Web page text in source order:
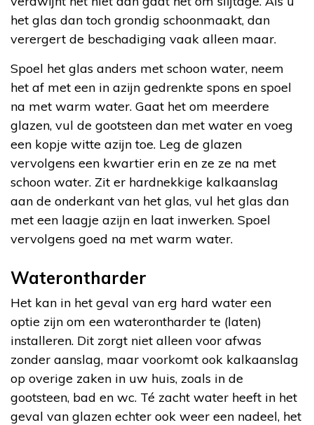
het glas dan toch grondig schoonmaakt, dan
verergert de beschadiging vaak alleen maar.
Spoel het glas anders met schoon water, neem
het af met een in azijn gedrenkte spons en spoel
na met warm water. Gaat het om meerdere
glazen, vul de gootsteen dan met water en voeg
een kopje witte azijn toe. Leg de glazen
vervolgens een kwartier erin en ze ze na met
schoon water. Zit er hardnekkige kalkaanslag
aan de onderkant van het glas, vul het glas dan
met een laagje azijn en laat inwerken. Spoel
vervolgens goed na met warm water.
Waterontharder
Het kan in het geval van erg hard water een
optie zijn om een waterontharder te (laten)
installeren. Dit zorgt niet alleen voor afwas
zonder aanslag, maar voorkomt ook kalkaanslag
op overige zaken in uw huis, zoals in de
gootsteen, bad en wc. Té zacht water heeft in het
geval van glazen echter ook weer een nadeel, het